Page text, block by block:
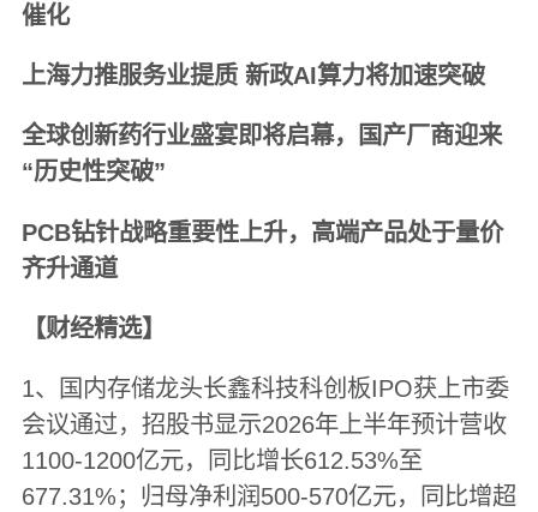
催化
上海力推服务业提质 新政AI算力将加速突破
全球创新药行业盛宴即将启幕，国产厂商迎来
“历史性突破”
PCB钻针战略重要性上升，高端产品处于量价
齐升通道
【财经精选】
1、国内存储龙头长鑫科技科创板IPO获上市委
会议通过，招股书显示2026年上半年预计营收
1100-1200亿元，同比增长612.53%至
677.31%；归母净利润500-570亿元，同比增超